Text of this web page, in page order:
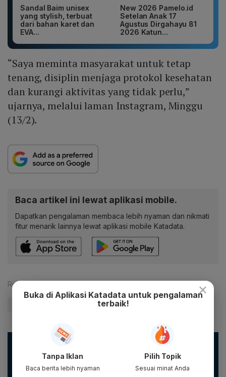
Sandal Baim unisex
yang stylish, terbuat
dari bahan karet dan
EVA...
New 2026 Pamelo.id
Setelan Anak 17
Agustus Dirgahayu 81
2026 Katun...
“Saya meminta masyarakat untuk tetap
tenang, disiplin menjaga protokol kesehatan
dan kurangi aktivitas yang tidak perlu,”
ujarnya, melalui laman Instagram, Minggu
(13/2).
Baca artikel ini lewat aplikasi mobile.
Dapatkan pengalaman membaca lebih nyaman dan nikmati
fitur menarik lainnya lewat aplikasi mobile Katadata.
Reporter:
#Pandemi Corona
Masyarakat dapat mencegah penyebaran virus corona
dengan menerapkan 3M, yaitu: memakai masker, mencuci
tangan, menjaga jarak sekaligus menjauhi kerumunan. Klik
untuk info selengkapnya.
×
Buka di Aplikasi Katadata untuk pengalaman
terbaik!
Tanpa Iklan
Baca berita lebih nyaman
Pilih Topik
Sesuai minat Anda